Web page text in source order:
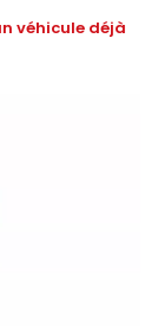
véhicule déjà